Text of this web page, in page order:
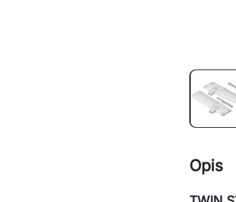
Opis